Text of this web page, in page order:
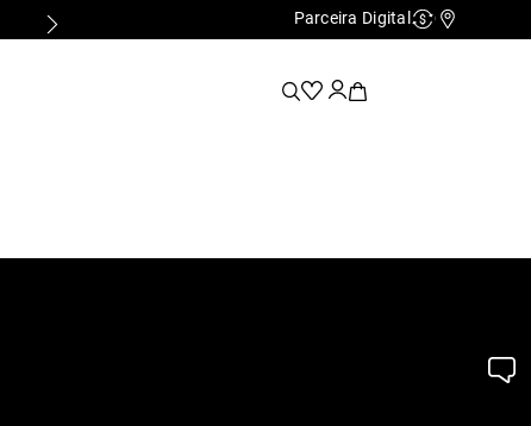
Parceira Digital Cashback